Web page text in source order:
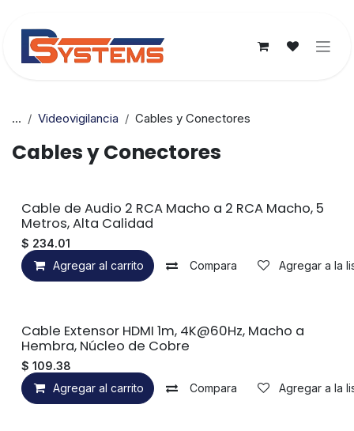
... Videovigilancia Cables y Conectores
Cables y Conectores
Cable de Audio 2 RCA Macho a 2 RCA Macho, 5
Metros, Alta Calidad
$ 234.01
Agregar al carrito
Compara Agregar a la
Cable Extensor HDMI 1m, 4K@60Hz, Macho a
Hembra, Núcleo de Cobre
$ 109.38
Agregar al carrito
Compara Agregar a la